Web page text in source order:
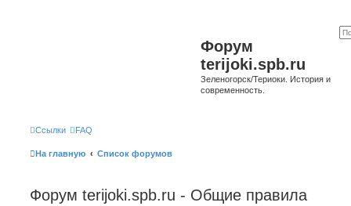
Форум
terijoki.spb.ru
Зеленогорск/Териоки. История и
современность.
Ссылки FAQ
На главную Список форумов
Форум terijoki.spb.ru - Общие правила